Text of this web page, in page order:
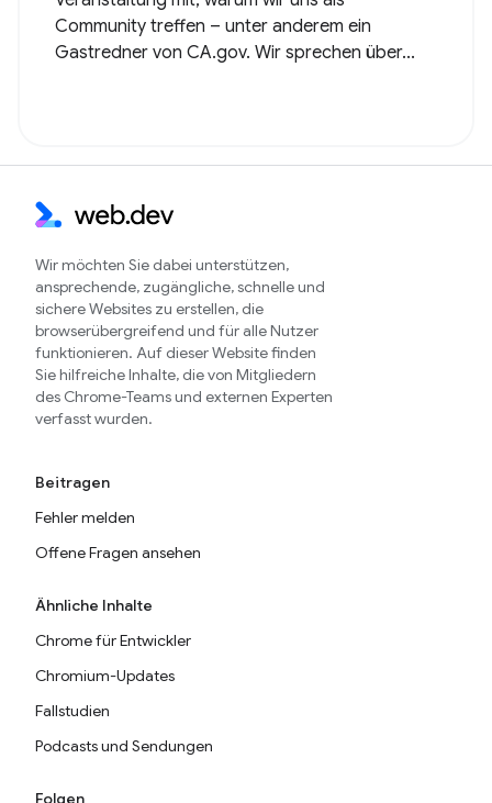
Community treffen – unter anderem ein
Gastredner von CA.gov. Wir sprechen über...
Wir möchten Sie dabei unterstützen,
ansprechende, zugängliche, schnelle und
sichere Websites zu erstellen, die
browserübergreifend und für alle Nutzer
funktionieren. Auf dieser Website finden
Sie hilfreiche Inhalte, die von Mitgliedern
des Chrome-Teams und externen Experten
verfasst wurden.
Beitragen
Fehler melden
Offene Fragen ansehen
Ähnliche Inhalte
Chrome für Entwickler
Chromium-Updates
Fallstudien
Podcasts und Sendungen
Folgen